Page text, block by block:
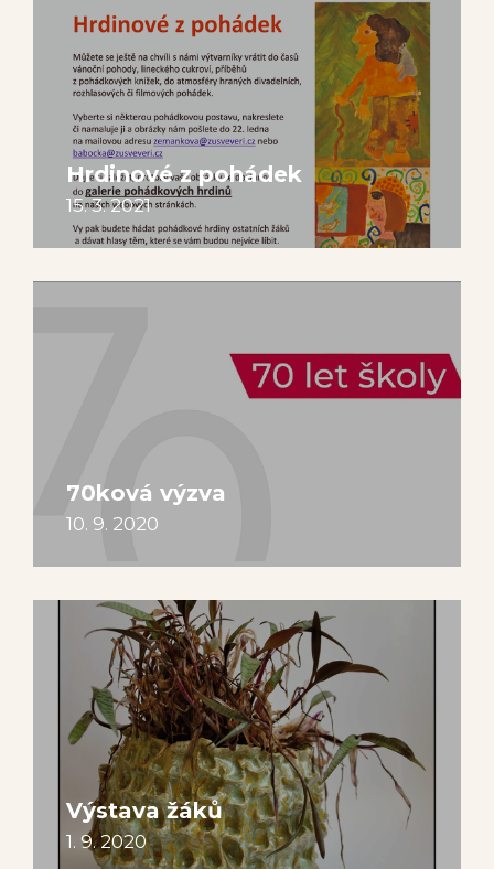
Hrdinové z pohádek
15. 3. 2021
70ková výzva
10. 9. 2020
Výstava žáků
1. 9. 2020